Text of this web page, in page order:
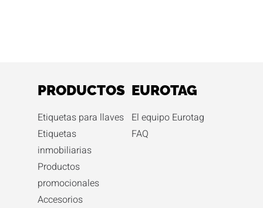
PRODUCTOS
Etiquetas para llaves
Etiquetas
inmobiliarias
Productos
promocionales
Accesorios
EUROTAG
El equipo Eurotag
FAQ